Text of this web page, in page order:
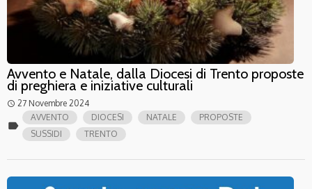
Avvento e Natale, dalla Diocesi di Trento proposte
di preghiera e iniziative culturali
access_time 27 Novembre 2024
label
AVVENTO DIOCESI NATALE
PROPOSTE
SUSSIDI
TRENTO